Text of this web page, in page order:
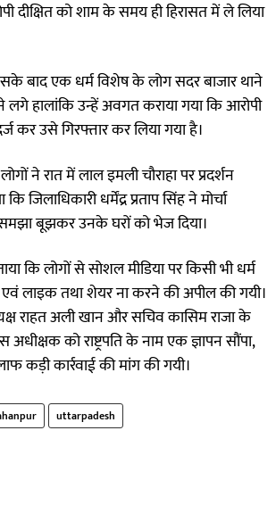
दीक्षित को शाम के समय ही हिरासत में ले लिया
बाद एक धर्म विशेष के लोग सदर बाजार थाने
लगे हालांकि उन्हें अवगत कराया गया कि आरोपी
कर उसे गिरफ्तार कर लिया गया है।
ने रात में लाल इमली चौराहा पर प्रदर्शन
कि जिलाधिकारी धर्मेंद्र प्रताप सिंह ने मोर्चा
बूझकर उनके घरों को भेज दिया।
कि लोगों से सोशल मीडिया पर किसी भी धर्म
लाइक तथा शेयर ना करने की अपील की गयी।
राहत अली खान और सचिव कासिम राजा के
को राष्ट्रपति के नाम एक ज्ञापन सौंपा,
कड़ी कार्रवाई की मांग की गयी।
uttarpadesh